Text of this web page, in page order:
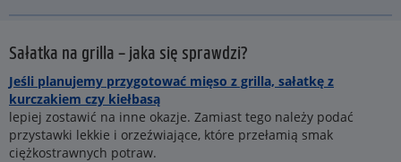
Sałatka na grilla – jaka się sprawdzi?
Jeśli planujemy przygotować mięso z grilla, sałatkę z
kurczakiem czy kiełbasą
lepiej zostawić na inne okazje. Zamiast tego należy podać
przystawki lekkie i orzeźwiające, które przełamią smak
ciężkostrawnych potraw.